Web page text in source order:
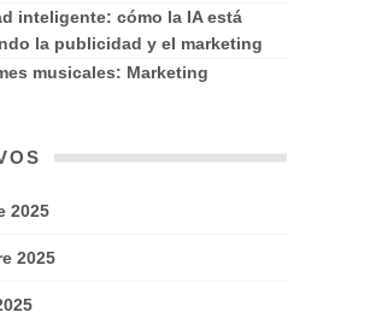
inteligente: cómo la IA está
la publicidad y el marketing
musicales: Marketing
2025
2025